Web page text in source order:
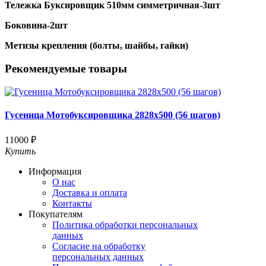
Тележка Буксировщик 510мм симметричная-3шт
Боковина-2шт
Метизы крепления (болты, шайбы, гайки)
Рекомендуемые товары
Гусеница Мотобуксировщика 2828х500 (56 шагов)
11000 ₽
Купить
Информация
О нас
Доставка и оплата
Контакты
Покупателям
Политика обработки персональных
данных
Согласие на обработку
персональных данных